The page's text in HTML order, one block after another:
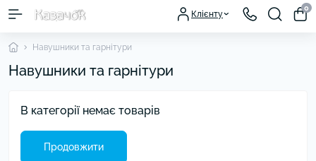
Клієнту
0
Навушники та гарнітури
Навушники та гарнітури
В категорії немає товарів
Продовжити